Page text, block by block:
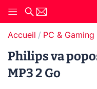
Accueil PC & Gaming
Philips va
MP3 2 Go